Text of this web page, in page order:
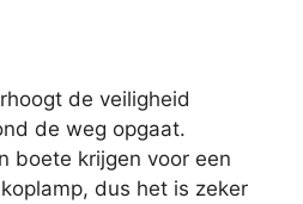
de veiligheid
de weg opgaat.
boete krijgen voor een
dus het is zeker